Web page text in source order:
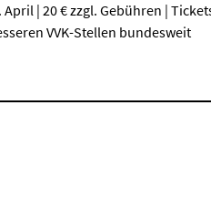
April | 20 € zzgl. Gebühren |
VVK-Stellen bundesweit